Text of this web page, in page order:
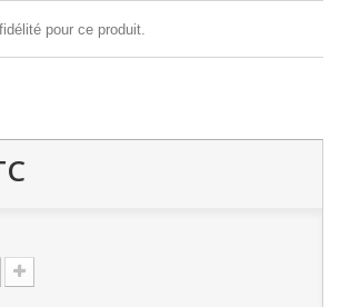
pour ce produit.